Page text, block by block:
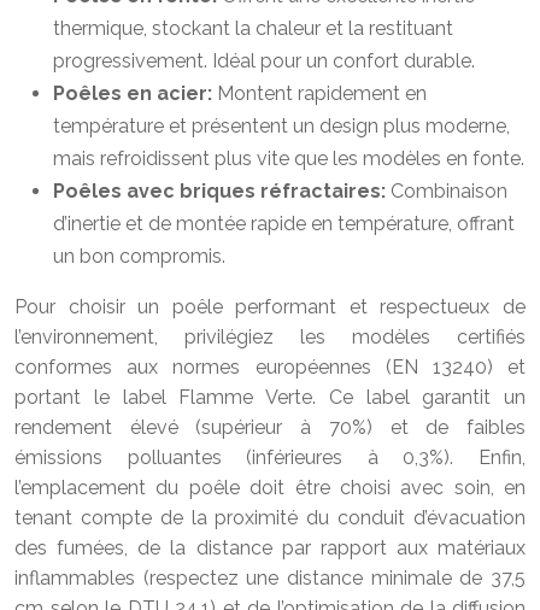
thermique, stockant la chaleur et la restituant
progressivement. Idéal pour un confort durable.
Poêles en acier: Montent rapidement en
température et présentent un design plus moderne,
mais refroidissent plus vite que les modèles en fonte.
Poêles avec briques réfractaires: Combinaison
d’inertie et de montée rapide en température, offrant
un bon compromis.
Pour choisir un poêle performant et respectueux de
l’environnement, privilégiez les modèles certifiés
conformes aux normes européennes (EN 13240) et
portant le label Flamme Verte. Ce label garantit un
rendement élevé (supérieur à 70%) et de faibles
émissions polluantes (inférieures à 0,3%). Enfin,
l’emplacement du poêle doit être choisi avec soin, en
tenant compte de la proximité du conduit d’évacuation
des fumées, de la distance par rapport aux matériaux
inflammables (respectez une distance minimale de 37,5